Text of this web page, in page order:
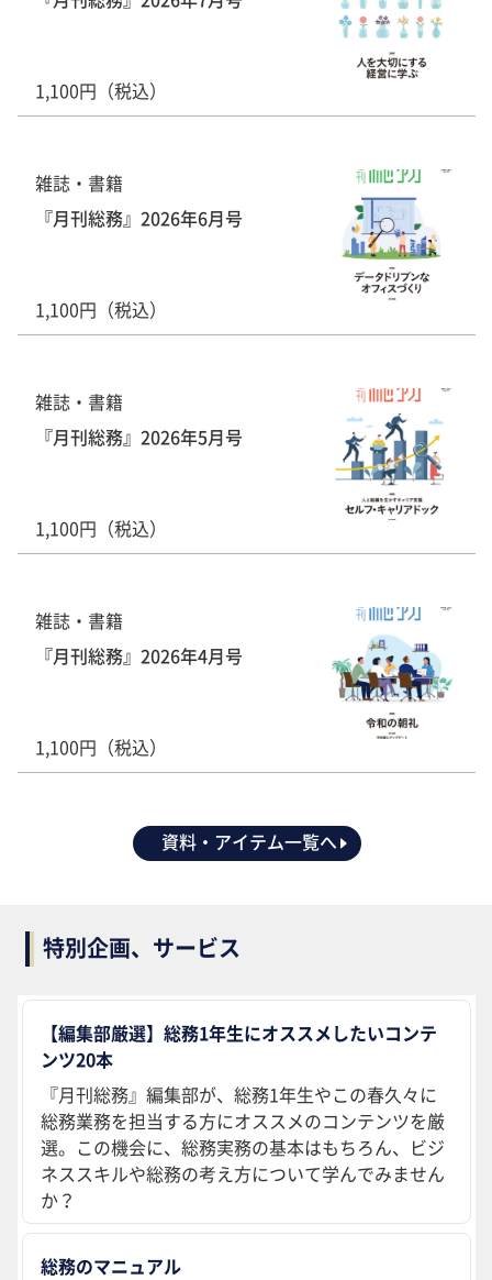
1,100円（税込）
雑誌・書籍
『月刊総務』2026年6月号
1,100円（税込）
雑誌・書籍
『月刊総務』2026年5月号
1,100円（税込）
雑誌・書籍
『月刊総務』2026年4月号
1,100円（税込）
資料・アイテム一覧へ
特別企画、サービス
【編集部厳選】総務1年生にオススメしたいコンテ
ンツ20本
『月刊総務』編集部が、総務1年生やこの春久々に
総務業務を担当する方にオススメのコンテンツを厳
選。この機会に、総務実務の基本はもちろん、ビジ
ネススキルや総務の考え方について学んでみません
か？
総務のマニュアル